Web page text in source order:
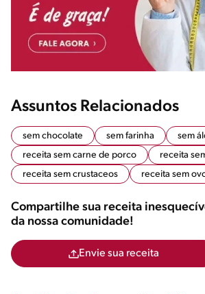
Assuntos Relacionados
sem chocolate sem farinha sem
receita sem carne de porco
receita
receita sem crustaceos
receita sem
Compartilhe sua receita
da nossa comunidade!
Envie sua receita